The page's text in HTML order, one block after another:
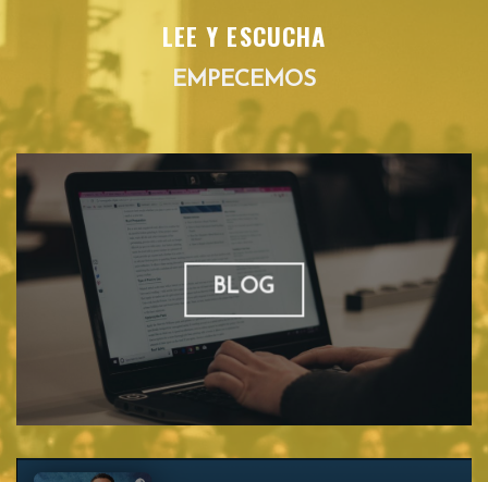
LEE Y ESCUCHA
EMPECEMOS
BLOG